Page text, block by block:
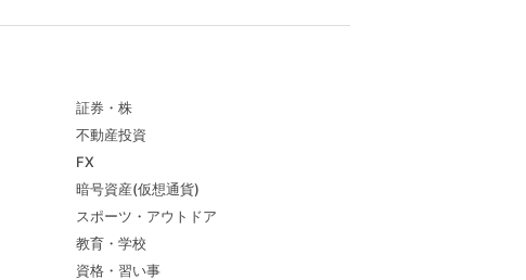
証券・株
不動産投資
FX
暗号資産(仮想通貨)
スポーツ・アウトドア
教育・学校
資格・習い事